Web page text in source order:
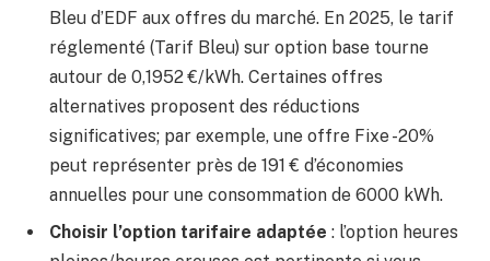
Bleu d’EDF aux offres du marché. En 2025, le tarif
réglementé (Tarif Bleu) sur option base tourne
autour de 0,1952 €/kWh. Certaines offres
alternatives proposent des réductions
significatives; par exemple, une offre Fixe -20%
peut représenter près de 191 € d’économies
annuelles pour une consommation de 6000 kWh.
Choisir l’option tarifaire adaptée : l’option heures